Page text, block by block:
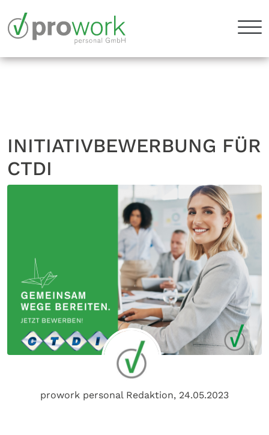
INITIATIVBEWERBUNG FÜR
CTDI
prowork personal Redaktion, 24.05.2023